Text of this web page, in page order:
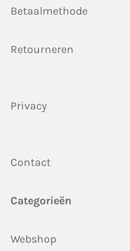
Betaalmethode
Retourneren
Privacy
Contact
Categorieën
Webshop